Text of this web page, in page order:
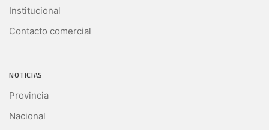
Institucional
Contacto comercial
NOTICIAS
Provincia
Nacional